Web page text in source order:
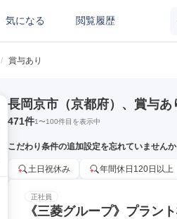
気になる 閲覧履歴
/ 賞与あり
長岡京市（京都府）、賞与あ
471件1〜100件目を表示中
こだわり条件の追加設定を忘れていませんか
土日祝休み 年間休日120日以上
正社員
《三菱グループ》プラン